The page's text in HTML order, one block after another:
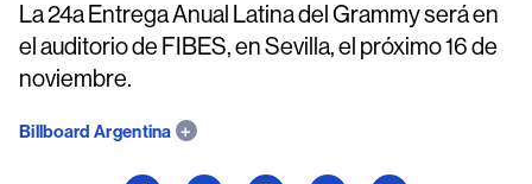
La 24a Entrega Anual Latina del Grammy será en
el auditorio de FIBES, en Sevilla, el próximo 16 de
noviembre.
Billboard Argentina